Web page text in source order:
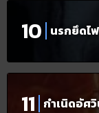
นรกยึดไ
กำเนิดอัศ